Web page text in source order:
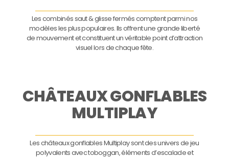
Les combinés saut & glisse fermés comptent parmi nos
modèles les plus populaires. Ils offrent une grande liberté
de mouvement et constituent un véritable point d’attraction
visuel lors de chaque fête.
CHÂTEAUX GONFLABLES
MULTIPLAY
Les châteaux gonflables Multiplay sont des univers de jeu
polyvalents avec toboggan, éléments d’escalade et